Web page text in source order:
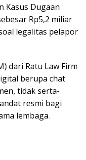
Kasus Dugaan
Rp5,2 miliar
legalitas pelapor
dari Ratu Law Firm
berupa chat
tidak serta-
resmi bagi
lembaga.